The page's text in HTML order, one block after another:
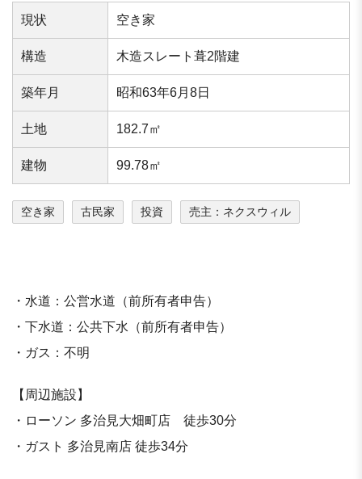
現状 空き家
構造 木造スレート葺2階建
築年⽉ 昭和63年6月8日
⼟地 182.7㎡
建物 99.78㎡
空き家 古民家 投資 売主：ネクスウィル
・水道：公営水道（前所有者申告）
・下水道：公共下水（前所有者申告）
・ガス：不明
【周辺施設】
・ローソン 多治見大畑町店 徒歩30分
・ガスト 多治見南店 徒歩34分